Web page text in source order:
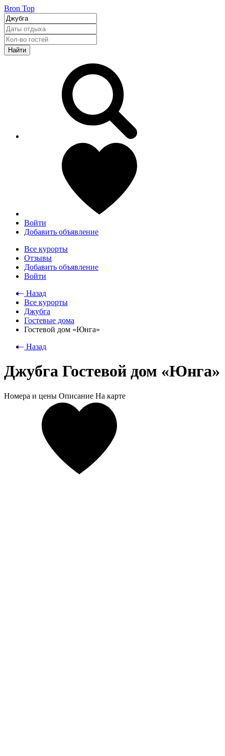
Bron Top
Найти
Войти
Добавить объявление
Все курорты
Отзывы
Добавить объявление
Войти
⃪ Назад
Все курорты
Джубга
Гостевые дома
Гостевой дом «Юнга»
⃪ Назад
Джубга Гостевой дом «Юнга»
Номера и цены Описание На карте